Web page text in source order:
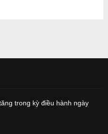
trong kỳ điều hành ngày